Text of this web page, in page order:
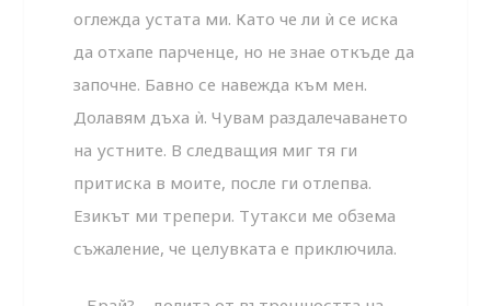
оглежда устата ми. Като че ли ѝ се иска
да отхапе парченце, но не знае откъде да
започне. Бавно се навежда към мен.
Долавям дъха ѝ. Чувам раздалечаването
на устните. В следващия миг тя ги
притиска в моите, после ги отлепва.
Езикът ми трепери. Тутакси ме обзема
съжаление, че целувката е приключила.